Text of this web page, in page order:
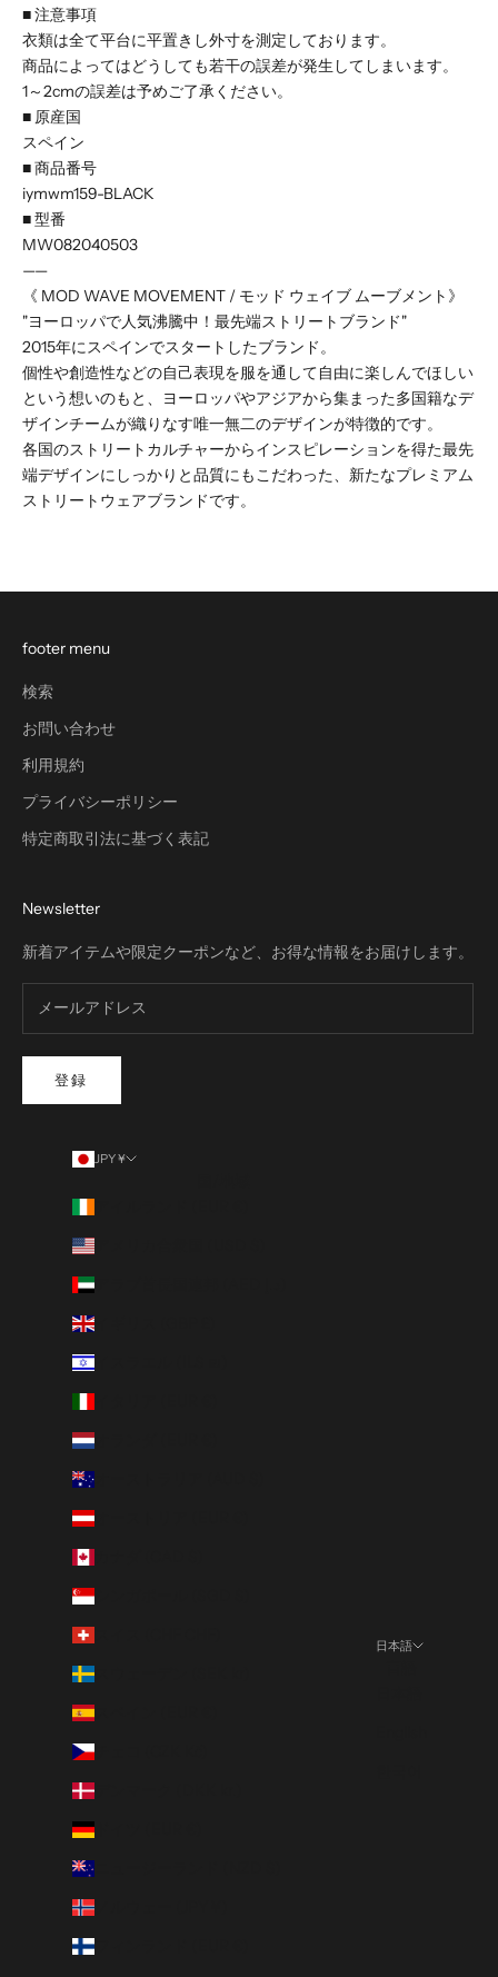
■ 注意事項
衣類は全て平台に平置きし外寸を測定しております。
商品によってはどうしても若干の誤差が発生してしまいます。
1～2cmの誤差は予めご了承ください。
■ 原産国
スペイン
■ 商品番号
iymwm159-BLACK
■ 型番
MW082040503
——
《 MOD WAVE MOVEMENT / モッド ウェイブ ムーブメント》
"ヨーロッパで人気沸騰中！最先端ストリートブランド"
2015年にスペインでスタートしたブランド。
個性や創造性などの自己表現を服を通して自由に楽しんでほしい
という想いのもと、ヨーロッパやアジアから集まった多国籍なデ
ザインチームが織りなす唯一無二のデザインが特徴的です。
各国のストリートカルチャーからインスピレーションを得た最先
端デザインにしっかりと品質にもこだわった、新たなプレミアム
ストリートウェアブランドです。
footer menu
検索
お問い合わせ
利用規約
プライバシーポリシー
特定商取引法に基づく表記
Newsletter
新着アイテムや限定クーポンなど、お得な情報をお届けします。
登録
JPY ¥
アメリカ合衆国 (USD $)
イギリス (GBP £)
イスラエル (ILS ₪)
オランダ (EUR €)
オーストラリア (AUD $)
オーストリア (EUR €)
シンガポール (SGD $)
スウェーデン (SEK kr)
スペイン (EUR €)
チェコ (CZK Kč)
デンマーク (DKK kr.)
ドイツ (EUR €)
ノルウェー (JPY ¥)
フィンランド (EUR €)
日本語